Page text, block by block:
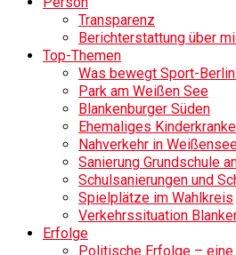
Transparenz
Berichterstattung über
Top-Themen
Was bewegt Sport-
Park am Weißen See
Blankenburger Süden
Ehemaliges
Nahverkehr in
Sanierung Grundschule
Schulsanierungen und
Spielplätze im Wahlkreis
Verkehrssituation
Erfolge
Politische Erfolge –